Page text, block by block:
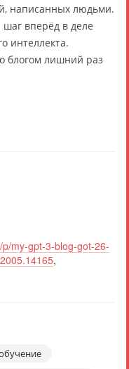
написанных людьми.
шаг вперёд в деле
интеллекта.
блогом лишний раз
my-gpt-3-blog-got-26-
,